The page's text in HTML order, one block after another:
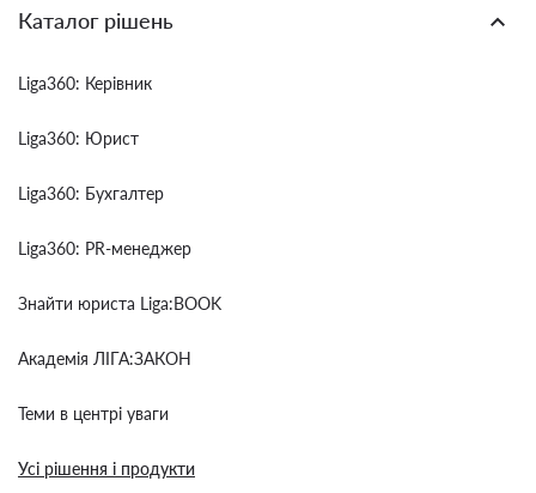
Каталог рішень
Liga360: Керівник
Liga360: Юрист
Liga360: Бухгалтер
Liga360: PR-менеджер
Знайти юриста Liga:BOOK
Академія ЛІГА:ЗАКОН
Теми в центрі уваги
Усі рішення і продукти